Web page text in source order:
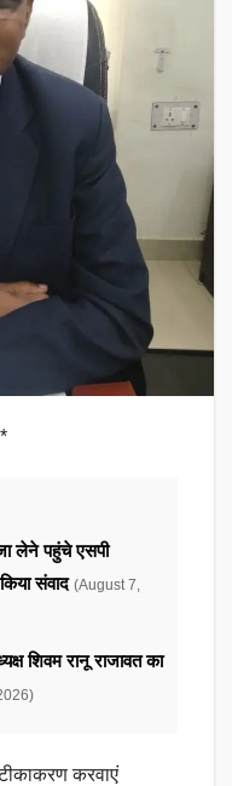
लेने पहुंचे एसपी
संवाद (August 7,
शिवम रानू राजावत का
करवाएं